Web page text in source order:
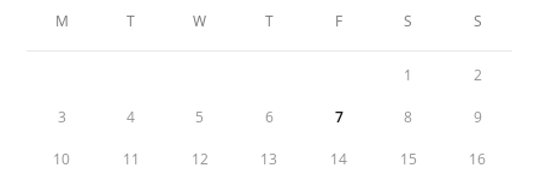
M T W T F S S
1 2
3 4 5 6 7 8 9
10 11 12 13 14 15 16